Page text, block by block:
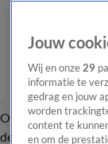
Overzicht
de redactie
Jouw
Wij en onze 29
informatie te
gedrag en jouw
worden
content te
en om de